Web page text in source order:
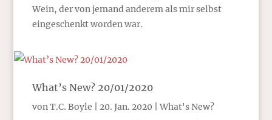
Wein, der von jemand anderem als mir selbst
eingeschenkt worden war.
What’s New? 20/01/2020
vonT.C. Boyle 20. Jan. 2020 |What's New?